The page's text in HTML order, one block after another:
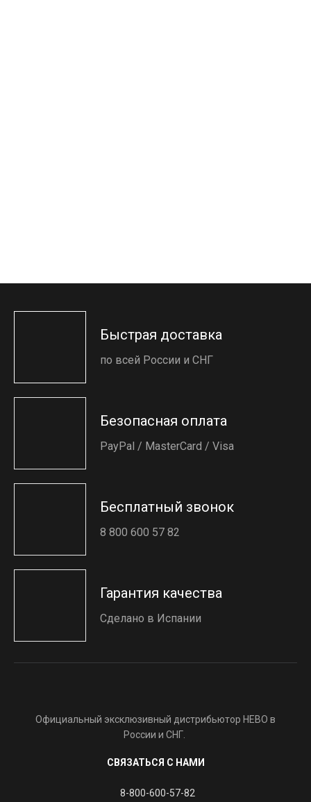
Быстрая доставка
по всей России и СНГ
Безопасная оплата
PayPal / MasterCard / Visa
Бесплатный звонок
8 800 600 57 82
Гарантия качества
Сделано в Испании
Официальный эксклюзивный дистрибьютор HEBO в
России и СНГ.
СВЯЗАТЬСЯ С НАМИ
8-800-600-57-82